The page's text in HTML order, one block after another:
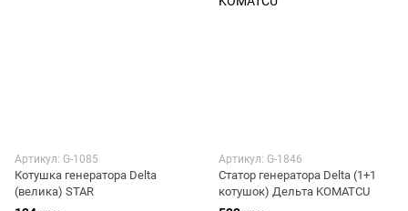
Артикул: G-1085
Котушка генератора Delta
(велика) STAR
Артикул: G-1846
Статор генератора Delta (1+1
котушок) Дельта KOMATCU